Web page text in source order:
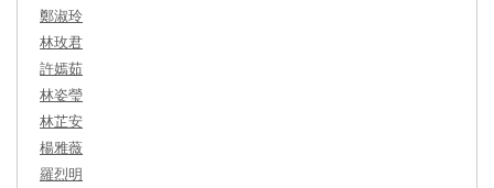
鄭淑玲
林玫君
許嫣茹
林姿瑩
林芷安
楊雅薇
羅烈明